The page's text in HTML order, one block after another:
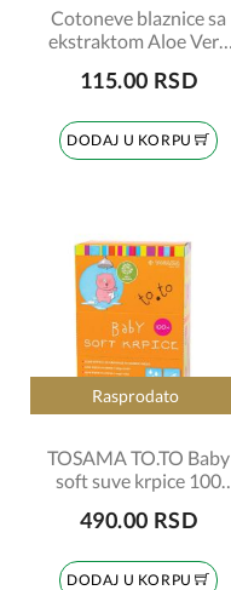
Cotoneve blaznice sa
ekstraktom Aloe Vera
115.00 RSD
DODAJ U KORPU
Rasprodato
TOSAMA TO.TO Baby
soft suve krpice 100
490.00 RSD
DODAJ U KORPU